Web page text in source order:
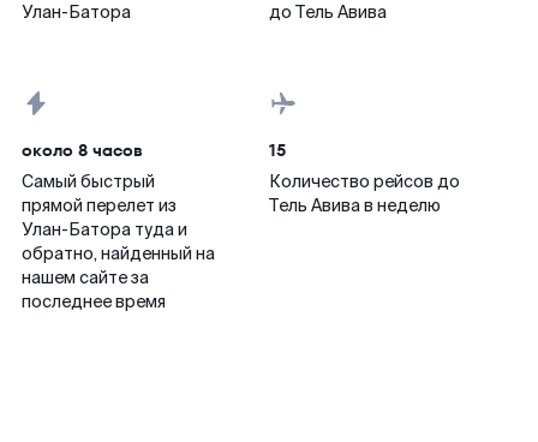
Улан-Батора
до Тель Авива
около 8 часов
Самый быстрый
прямой перелет из
Улан-Батора туда и
обратно, найденный на
нашем сайте за
последнее время
15
Количество рейсов до
Тель Авива в неделю